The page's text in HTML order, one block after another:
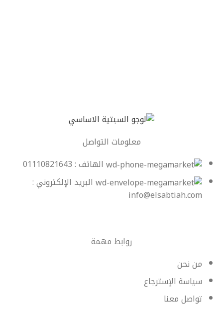
معلومات التواصل
الهاتف : 01110821643
البريد الإلكتروني :
info@elsabtiah.com
روابط مهمة
من نحن
سياسة الإسترجاع
تواصل معنا